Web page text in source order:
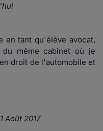
en tant qu'élève avocat,
même cabinet où je
droit de l'automobile et
Août 2017